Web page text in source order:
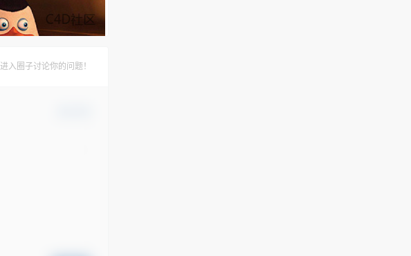
进入圈子讨论你的问题！